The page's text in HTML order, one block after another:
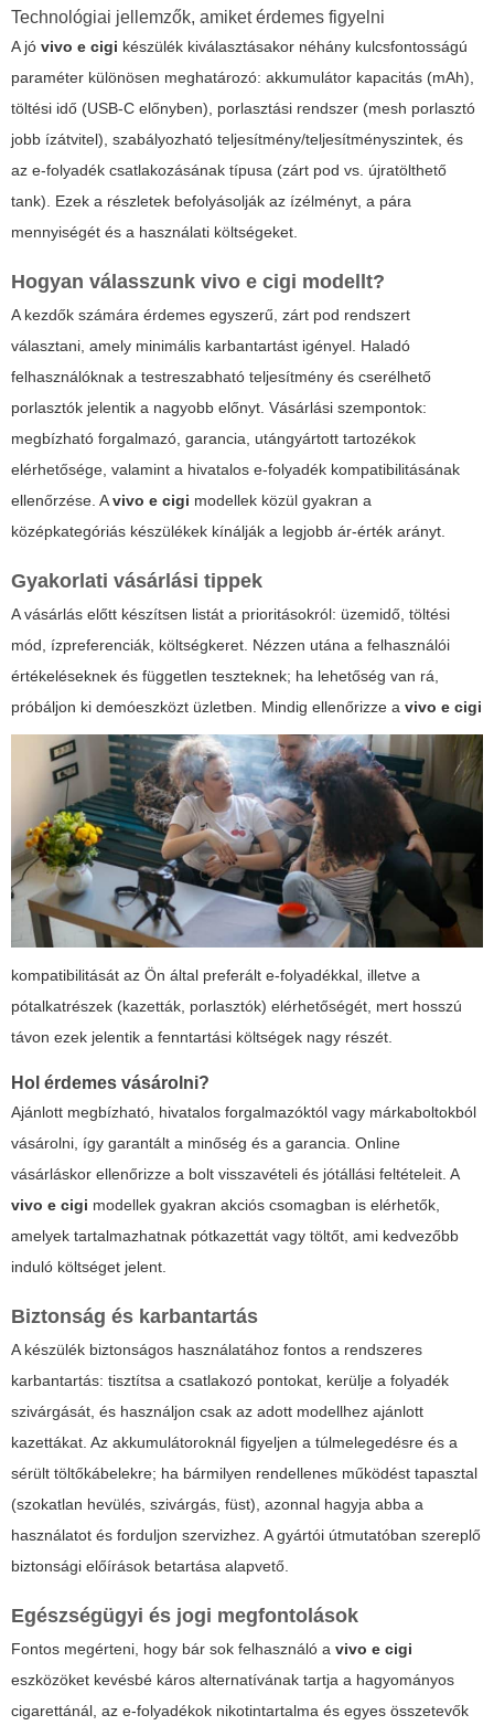
Technológiai jellemzők, amiket érdemes figyelni
A jó vivo e cigi készülék kiválasztásakor néhány kulcsfontosságú
paraméter különösen meghatározó: akkumulátor kapacitás (mAh),
töltési idő (USB-C előnyben), porlasztási rendszer (mesh porlasztó
jobb ízátvitel), szabályozható teljesítmény/teljesítményszintek, és
az e-folyadék csatlakozásának típusa (zárt pod vs. újratölthető
tank). Ezek a részletek befolyásolják az ízélményt, a pára
mennyiségét és a használati költségeket.
Hogyan válasszunk vivo e cigi modellt?
A kezdők számára érdemes egyszerű, zárt pod rendszert
választani, amely minimális karbantartást igényel. Haladó
felhasználóknak a testreszabható teljesítmény és cserélhető
porlasztók jelentik a nagyobb előnyt. Vásárlási szempontok:
megbízható forgalmazó, garancia, utángyártott tartozékok
elérhetősége, valamint a hivatalos e-folyadék kompatibilitásának
ellenőrzése. Avivo e cigi modellek közül gyakran a
középkategóriás készülékek kínálják a legjobb ár-érték arányt.
Gyakorlati vásárlási tippek
A vásárlás előtt készítsen listát a prioritásokról: üzemidő, töltési
mód, ízpreferenciák, költségkeret. Nézzen utána a felhasználói
értékeléseknek és független teszteknek; ha lehetőség van rá,
próbáljon ki demóeszközt üzletben. Mindig ellenőrizze a vivo e cigi
kompatibilitását az Ön által preferált e-folyadékkal, illetve a
pótalkatrészek (kazetták, porlasztók) elérhetőségét, mert hosszú
távon ezek jelentik a fenntartási költségek nagy részét.
Hol érdemes vásárolni?
Ajánlott megbízható, hivatalos forgalmazóktól vagy márkaboltokból
vásárolni, így garantált a minőség és a garancia. Online
vásárláskor ellenőrizze a bolt visszavételi és jótállási feltételeit. A
vivo e cigi modellek gyakran akciós csomagban is elérhetők,
amelyek tartalmazhatnak pótkazettát vagy töltőt, ami kedvezőbb
induló költséget jelent.
Biztonság és karbantartás
A készülék biztonságos használatához fontos a rendszeres
karbantartás: tisztítsa a csatlakozó pontokat, kerülje a folyadék
szivárgását, és használjon csak az adott modellhez ajánlott
kazettákat. Az akkumulátoroknál figyeljen a túlmelegedésre és a
sérült töltőkábelekre; ha bármilyen rendellenes működést tapasztal
(szokatlan hevülés, szivárgás, füst), azonnal hagyja abba a
használatot és forduljon szervizhez. A gyártói útmutatóban szereplő
biztonsági előírások betartása alapvető.
Egészségügyi és jogi megfontolások
Fontos megérteni, hogy bár sok felhasználó a vivo e cigi
eszközöket kevésbé káros alternatívának tartja a hagyományos
cigarettánál, az e-folyadékok nikotintartalma és egyes összetevők